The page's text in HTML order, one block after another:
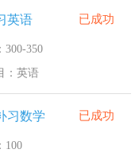
英语 已成功
300-350
：英语
习数学 已成功
100